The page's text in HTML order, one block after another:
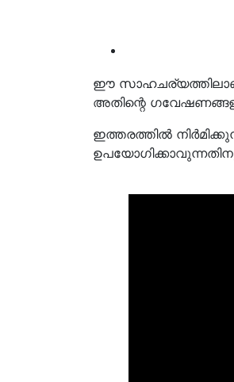
ഈ സാഹചര്യത്തിലാണ്
അതിന്റെ
ഇത്തരത്തിൽ